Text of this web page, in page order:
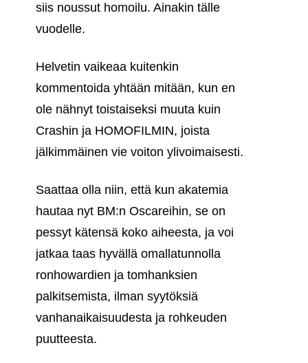
siis noussut homoilu. Ainakin tälle
vuodelle.
Helvetin vaikeaa kuitenkin
kommentoida yhtään mitään, kun en
ole nähnyt toistaiseksi muuta kuin
Crashin ja HOMOFILMIN, joista
jälkimmäinen vie voiton ylivoimaisesti.
Saattaa olla niin, että kun akatemia
hautaa nyt BM:n Oscareihin, se on
pessyt kätensä koko aiheesta, ja voi
jatkaa taas hyvällä omallatunnolla
ronhowardien ja tomhanksien
palkitsemista, ilman syytöksiä
vanhanaikaisuudesta ja rohkeuden
puutteesta.